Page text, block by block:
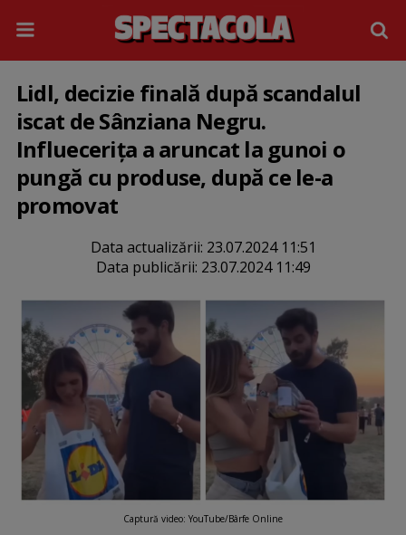
Lidl, decizie finală după scandalul
iscat de Sânziana Negru.
Influecerița a aruncat la gunoi o
pungă cu produse, după ce le-a
promovat
Data actualizării: 23.07.2024 11:51
Data publicării: 23.07.2024 11:49
Captură video: YouTube/Bârfe Online